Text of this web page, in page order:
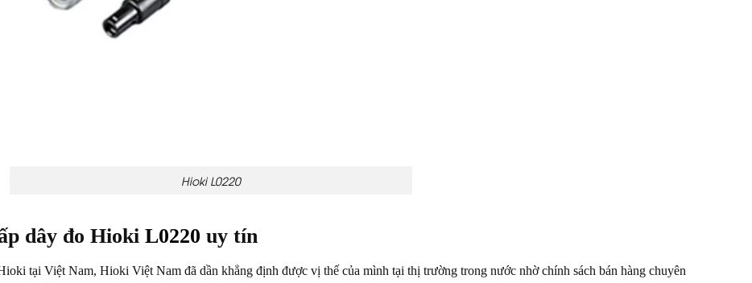
Hioki L0220
dây đo Hioki L0220 uy tín
tại Việt Nam, Hioki Việt Nam đã dần khẳng định được vị thế của mình tại thị trường trong nước nhờ chính sách bán hàng chuyên